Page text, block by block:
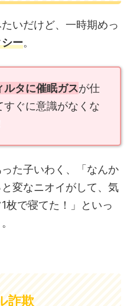
いだけど、一時期めっ
ー。
ルタに催眠ガスが仕
ぐに意識がなくな
た子いわく、「なんか
変なニオイがして、気
枚で寝てた！」といっ
詐欺